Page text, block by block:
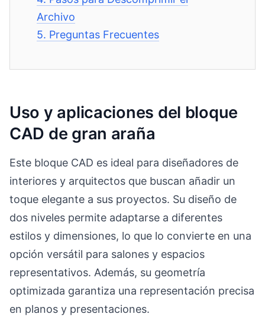
Archivo
5. Preguntas Frecuentes
Uso y aplicaciones del bloque
CAD de gran araña
Este bloque CAD es ideal para diseñadores de
interiores y arquitectos que buscan añadir un
toque elegante a sus proyectos. Su diseño de
dos niveles permite adaptarse a diferentes
estilos y dimensiones, lo que lo convierte en una
opción versátil para salones y espacios
representativos. Además, su geometría
optimizada garantiza una representación precisa
en planos y presentaciones.